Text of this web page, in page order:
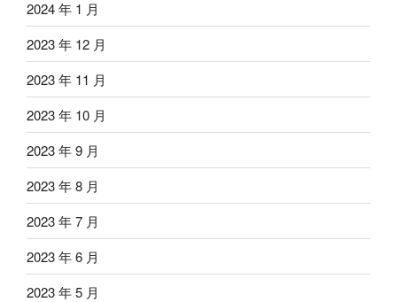
2024 年 1 月
2023 年 12 月
2023 年 11 月
2023 年 10 月
2023 年 9 月
2023 年 8 月
2023 年 7 月
2023 年 6 月
2023 年 5 月